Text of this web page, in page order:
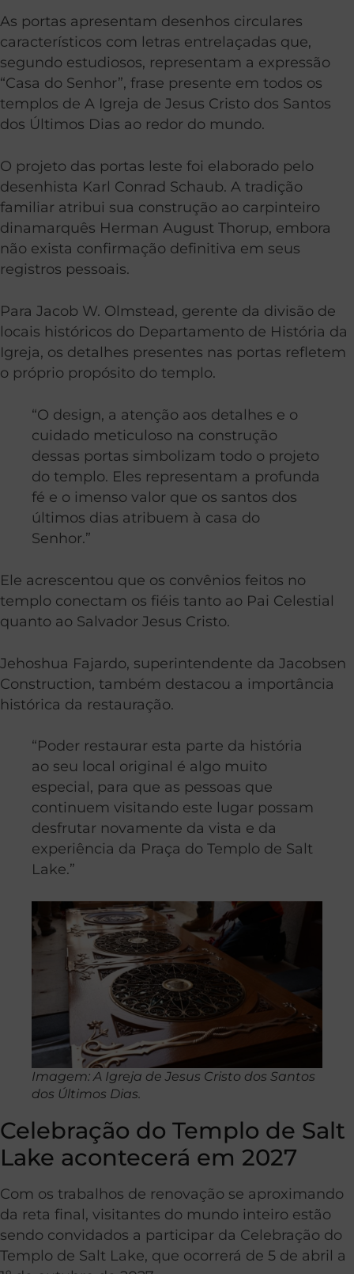
As portas apresentam desenhos circulares
característicos com letras entrelaçadas que,
segundo estudiosos, representam a expressão
“Casa do Senhor”, frase presente em todos os
templos de A Igreja de Jesus Cristo dos Santos
dos Últimos Dias ao redor do mundo.
O projeto das portas leste foi elaborado pelo
desenhista Karl Conrad Schaub. A tradição
familiar atribui sua construção ao carpinteiro
dinamarquês Herman August Thorup, embora
não exista confirmação definitiva em seus
registros pessoais.
Para Jacob W. Olmstead, gerente da divisão de
locais históricos do Departamento de História da
Igreja, os detalhes presentes nas portas refletem
o próprio propósito do templo.
“O design, a atenção aos detalhes e o
cuidado meticuloso na construção
dessas portas simbolizam todo o projeto
do templo. Eles representam a profunda
fé e o imenso valor que os santos dos
últimos dias atribuem à casa do
Senhor.”
Ele acrescentou que os convênios feitos no
templo conectam os fiéis tanto ao Pai Celestial
quanto ao Salvador Jesus Cristo.
Jehoshua Fajardo, superintendente da Jacobsen
Construction, também destacou a importância
histórica da restauração.
“Poder restaurar esta parte da história
ao seu local original é algo muito
especial, para que as pessoas que
continuem visitando este lugar possam
desfrutar novamente da vista e da
experiência da Praça do Templo de Salt
Lake.”
Imagem: A Igreja de Jesus Cristo dos Santos
dos Últimos Dias.
Celebração do Templo de Salt
Lake acontecerá em 2027
Com os trabalhos de renovação se aproximando
da reta final, visitantes do mundo inteiro estão
sendo convidados a participar da Celebração do
Templo de Salt Lake, que ocorrerá de 5 de abril a